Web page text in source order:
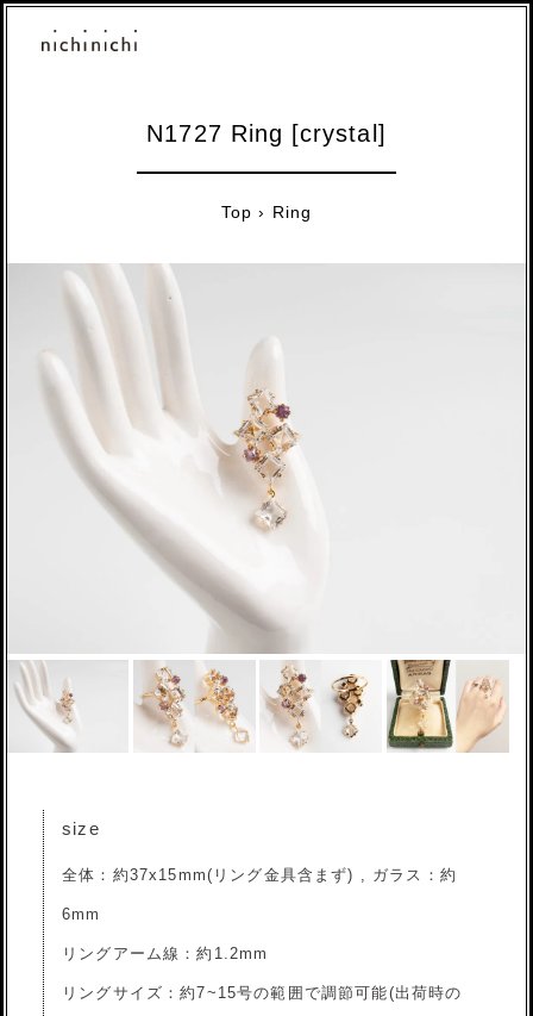
N1727 Ring [crystal]
Top › Ring
size
全体：約37x15mm(リング金具含まず) , ガラス：約
6mm
リングアーム線：約1.2mm
リングサイズ：約7~15号の範囲で調節可能(出荷時の